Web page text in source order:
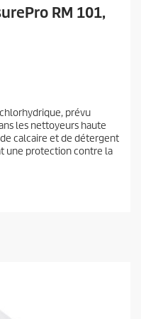
RM 101,
prévu
les nettoyeurs haute
calcaire et de détergent
une protection contre la